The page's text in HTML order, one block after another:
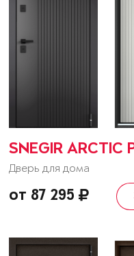
SNEGIR ARCTIC
Дверь для дома
от 87 295